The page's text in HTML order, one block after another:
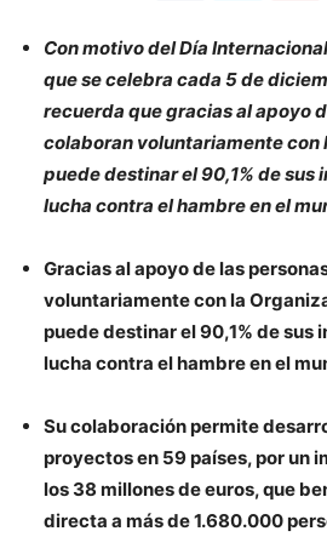
Con motivo del Día
que se celebra cada 5 de
recuerda que gracias al apoyo
colaboran voluntariamente con
puede destinar el 90,1% de sus
lucha contra el hambre en el
Gracias al apoyo de las
voluntariamente con la
puede destinar el 90,1% de sus
lucha contra el hambre en el
Su colaboración permite
proyectos en 59 países, por un
los 38 millones de euros, que
directa a más de 1.680.000